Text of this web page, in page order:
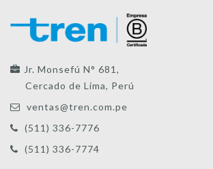
Jr. Monsefú N° 681,
Cercado de Lima, Perú
ventas@tren.com.pe
(511) 336-7776
(511) 336-7774